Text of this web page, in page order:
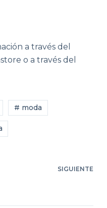
a través del
o a través del
# moda
SIGUIENTE